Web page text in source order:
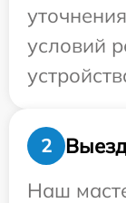
условий
2
Наш